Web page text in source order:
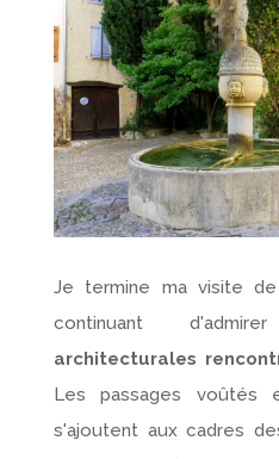
Je termine ma visite
continuant
architecturales
Les passages
s'ajoutent aux cadres